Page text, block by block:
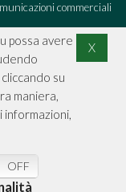
commerciali
possa avere
su
maniera,
informazioni,
X
OFF